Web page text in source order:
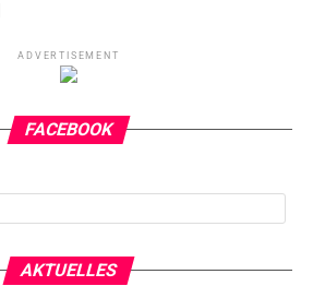
ADVERTISEMENT
FACEBOOK
AKTUELLES